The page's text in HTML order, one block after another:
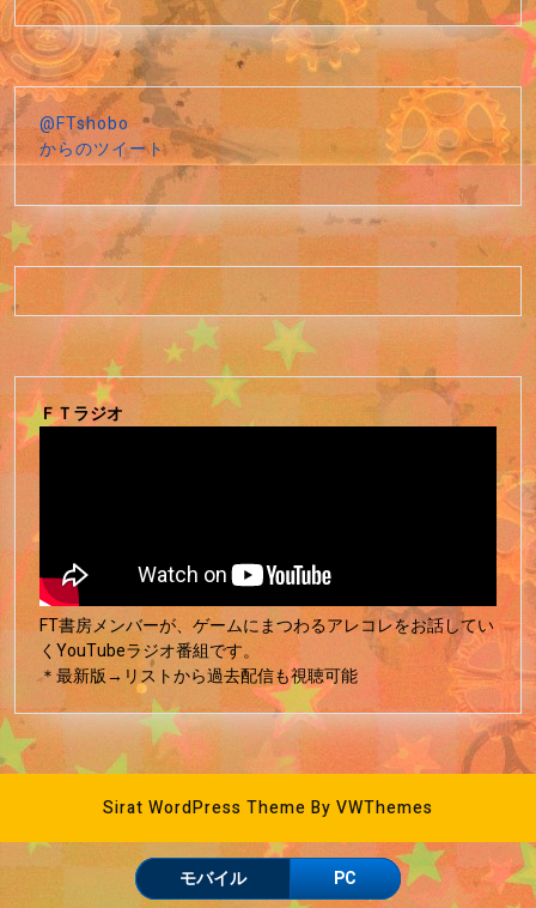
@FTshobo
からのツイート
ＦＴラジオ
FT書房メンバーが、ゲームにまつわるアレコレをお話してい
くYouTubeラジオ番組です。
＊最新版→リストから過去配信も視聴可能
Sirat WordPress Theme By VWThemes
モバイル PC